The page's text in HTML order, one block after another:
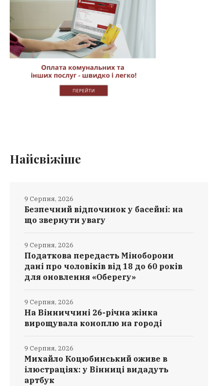
Найсвіжіше
Безпечний відпочинок у басейні: на
що звернути увагу
9 Серпня, 2026
Податкова передасть Міноборони
дані про чоловіків від 18 до 60 років
для оновлення «Оберегу»
9 Серпня, 2026
На Вінниччині 26-річна жінка
вирощувала коноплю на городі
9 Серпня, 2026
Михайло Коцюбинський оживе в
ілюстраціях: у Вінниці видадуть
артбук
9 Серпня, 2026